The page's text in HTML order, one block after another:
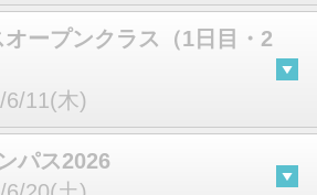
ープンクラス（1日目・2
6/11(木)
パス2026